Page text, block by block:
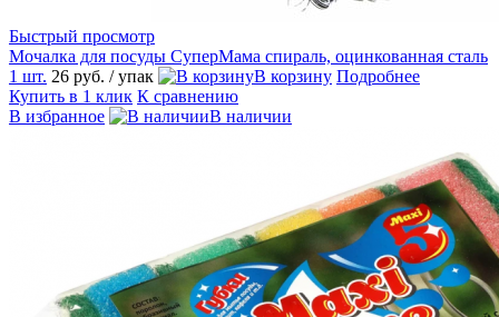
Быстрый просмотр
Мочалка для посуды СуперМама спираль, оцинкованная сталь
1 шт. 26 руб. / упак В корзину Подробнее
Купить в 1 клик К сравнению
В избранное
В наличии